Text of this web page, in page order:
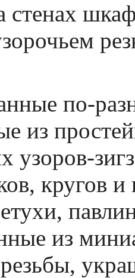
стенах
по-
из
узоров-
кругов и
из